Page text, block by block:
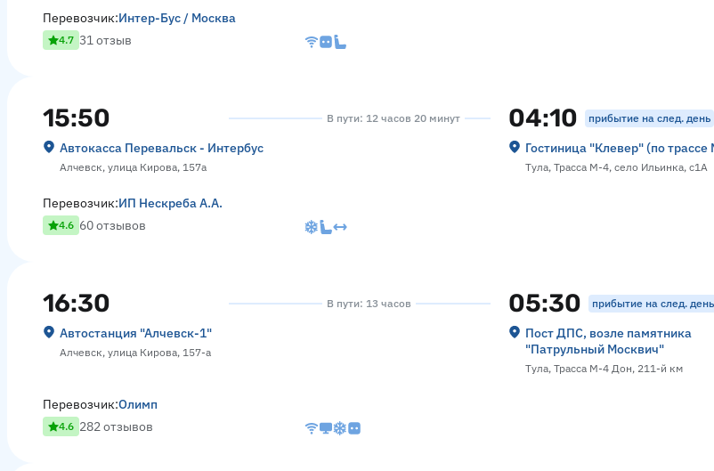
Перевозчик:Интер-Бус / Москва
4.7 31 отзыв
15:50
Автокасса Перевальск - Интербус
Алчевск, улица Кирова, 157а
В пути: 12 часов 20 минут 04:10 прибытие на след. день
Гостиница "Клевер" (по трассе
Тула, Трасса М-4, село Ильинка, с1А
Перевозчик:ИП Нескреба А.А.
4.6 60 отзывов
16:30
Автостанция "Алчевск-1"
Алчевск, улица Кирова, 157-а
В пути: 13 часов 05:30 прибытие на след. день
Пост ДПС, возле памятника
"Патрульный Москвич"
Тула, Трасса М-4 Дон, 211-й км
Перевозчик:Олимп
4.6 282 отзывов